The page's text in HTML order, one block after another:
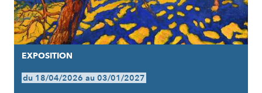
EXPOSITION
du 18/04/2026 au 03/01/2027